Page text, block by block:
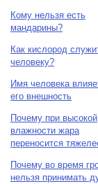
Кому нельзя есть
мандарины?
Как кислород
человеку?
Имя человека
его внешность
Почему при высокой
влажности жара
переносится
Почему во время
нельзя принимать